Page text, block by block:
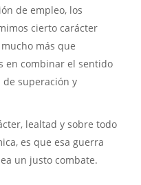
de empleo, los
cierto carácter
más que
en combinar el sentido
superación y
lealtad y sobre todo
es que esa guerra
un justo combate.